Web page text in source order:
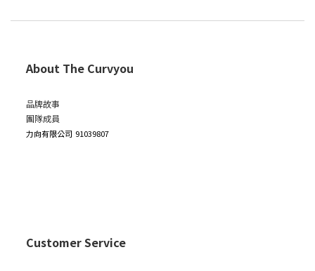
About The Curvyou
品牌故事
團隊成員
力向有限公司 91039807
Customer Service